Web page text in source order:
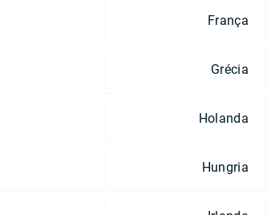
França
Grécia
Holanda
Hungria